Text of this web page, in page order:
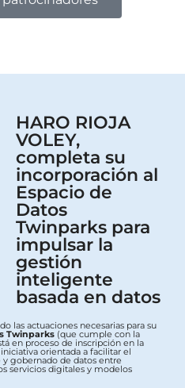
HARO RIOJA
VOLEY,
completa su
incorporación al
Espacio de
Datos
Twinparks para
impulsar la
gestión
inteligente
basada en datos
las actuaciones necesarias para su
Twinparks (que cumple con la
en proceso de inscripción en la
orientada a facilitar el
gobernado de datos entre
servicios digitales y modelos